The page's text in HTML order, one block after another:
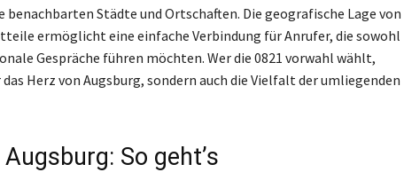
benachbarten Städte und Ortschaften. Die geografische Lage von
ermöglicht eine einfache Verbindung für Anrufer, die sowohl
Gespräche führen möchten. Wer die 0821 vorwahl wählt,
Herz von Augsburg, sondern auch die Vielfalt der umliegenden
So geht’s